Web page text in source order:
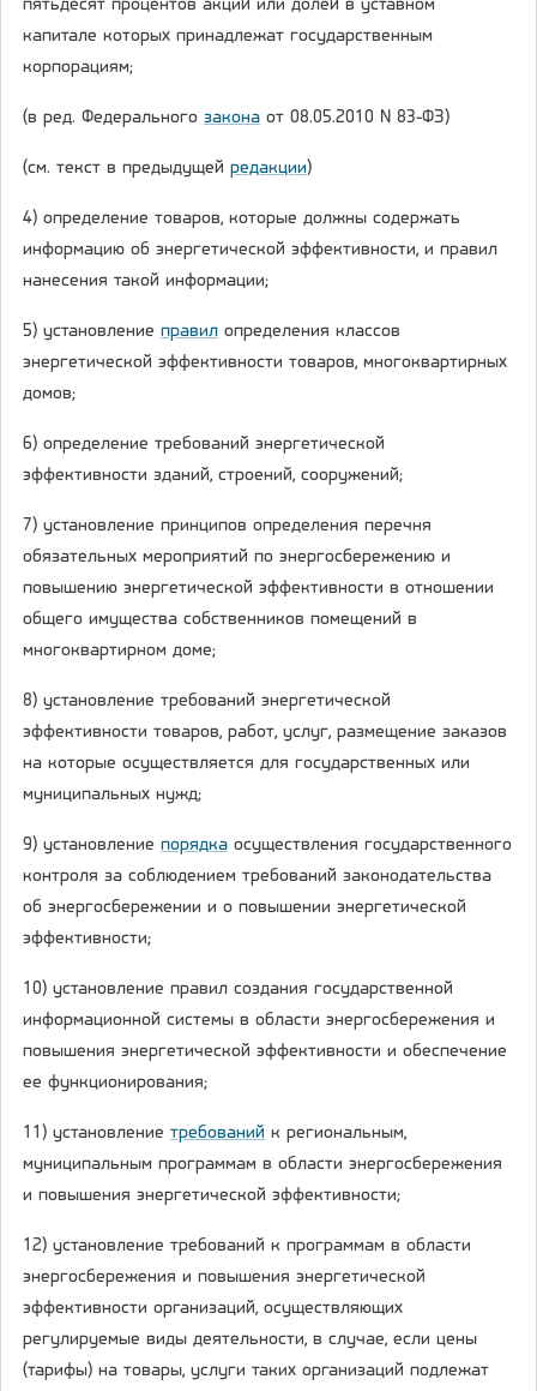
пятьдесят процентов акций или долей в уставном
капитале которых принадлежат государственным
корпорациям;
(в ред. Федерального закона от 08.05.2010 N 83-ФЗ)
(см. текст в предыдущей редакции)
4) определение товаров, которые должны содержать
информацию об энергетической эффективности, и правил
нанесения такой информации;
5) установление правил определения классов
энергетической эффективности товаров, многоквартирных
домов;
6) определение требований энергетической
эффективности зданий, строений, сооружений;
7) установление принципов определения перечня
обязательных мероприятий по энергосбережению и
повышению энергетической эффективности в отношении
общего имущества собственников помещений в
многоквартирном доме;
8) установление требований энергетической
эффективности товаров, работ, услуг, размещение заказов
на которые осуществляется для государственных или
муниципальных нужд;
9) установление порядка осуществления государственного
контроля за соблюдением требований законодательства
об энергосбережении и о повышении энергетической
эффективности;
10) установление правил создания государственной
информационной системы в области энергосбережения и
повышения энергетической эффективности и обеспечение
ее функционирования;
11) установление требований к региональным,
муниципальным программам в области энергосбережения
и повышения энергетической эффективности;
12) установление требований к программам в области
энергосбережения и повышения энергетической
эффективности организаций, осуществляющих
регулируемые виды деятельности, в случае, если цены
(тарифы) на товары, услуги таких организаций подлежат